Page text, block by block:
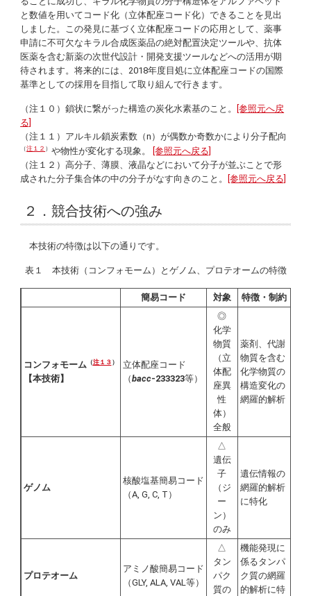
と数値を用いてコード化（立体配座コード化）できることを見出
しました。この発見に基づく立体配座コードの応用として、薬事
申請に不可欠なキラル合成医薬品の絶対配置決定ツールや、抗体
医薬を含む新薬の次世代設計・開発支援ツールなどへの活用が期
待されます。将来的には、2018年度目処に立体配座コードの国際
基準としての採用を目指して取り組んで行きます。
（注１０）鎖状に繋がった構造の炭化水素基のこと。
[参照元へ戻
る]
（注１１）アルキル鎖炭素数（n）が偶数か奇数かにより分子配向
（注１２ ） や物性が変化する現象。
[参照元へ戻る]
（注１２）高分子、薄膜、液晶などにおいて分子が並ぶことで形
成された分子集合体の中の分子がなす向きのこと。
[参照元へ戻る]
２．競合技術への強み
本技術の特徴は以下の通りです。
表１ 本技術（コンフォモーム）とゲノム、プロテオームの特徴
簡易コード 対象 特徴・制約
コンフォモーム （注１３ ）
【本技術】
立体配座コード
（bacc-233323等）
◎
化学
物質
（立
体配
座異
性
体）
全般
薬剤、代謝
物質を含む
化学物質の
構造変化の
網羅的解析
ゲノム
核酸塩基簡易コード
（A, G, C, T）
△
遺伝
子
（ジ
ー
ン）
のみ
遺伝情報の
網羅的解析
に特化
プロテオーム
アミノ酸簡易コード
（GLY, ALA, VAL等）
△
タン
パク
質の
機能発現に
係るタンパ
ク質の網羅
的解析に特